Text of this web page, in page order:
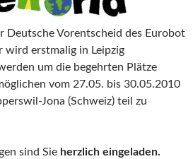
Deutsche Vorentscheid des Eurobot
wird erstmalig in Leipzig
um die begehrten Plätze
vom 27.05. bis 30.05.2010
Jona (Schweiz) teil zu
sind Sie herzlich eingeladen.